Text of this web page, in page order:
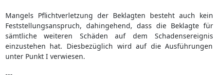
Mangels Pflichtverletzung der Beklagten besteht auch kein
Feststellungsanspruch, dahingehend, dass die Beklagte für
sämtliche weiteren Schäden auf dem Schadensereignis
einzustehen hat. Diesbezüglich wird auf die Ausführungen
unter Punkt I verwiesen.